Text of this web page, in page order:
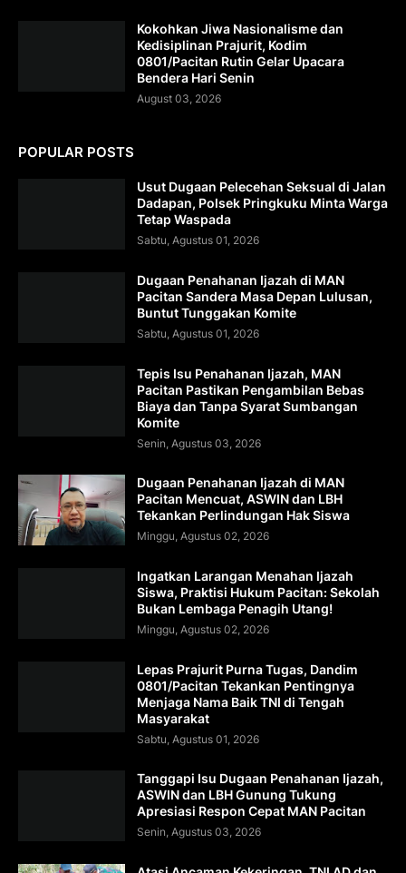
Kokohkan Jiwa Nasionalisme dan
Kedisiplinan Prajurit, Kodim
0801/Pacitan Rutin Gelar Upacara
Bendera Hari Senin
August 03, 2026
POPULAR POSTS
Usut Dugaan Pelecehan Seksual di Jalan
Dadapan, Polsek Pringkuku Minta Warga
Tetap Waspada
Sabtu, Agustus 01, 2026
Dugaan Penahanan Ijazah di MAN
Pacitan Sandera Masa Depan Lulusan,
Buntut Tunggakan Komite
Sabtu, Agustus 01, 2026
Tepis Isu Penahanan Ijazah, MAN
Pacitan Pastikan Pengambilan Bebas
Biaya dan Tanpa Syarat Sumbangan
Komite
Senin, Agustus 03, 2026
Dugaan Penahanan Ijazah di MAN
Pacitan Mencuat, ASWIN dan LBH
Tekankan Perlindungan Hak Siswa
Minggu, Agustus 02, 2026
Ingatkan Larangan Menahan Ijazah
Siswa, Praktisi Hukum Pacitan: Sekolah
Bukan Lembaga Penagih Utang!
Minggu, Agustus 02, 2026
Lepas Prajurit Purna Tugas, Dandim
0801/Pacitan Tekankan Pentingnya
Menjaga Nama Baik TNI di Tengah
Masyarakat
Sabtu, Agustus 01, 2026
Tanggapi Isu Dugaan Penahanan Ijazah,
ASWIN dan LBH Gunung Tukung
Apresiasi Respon Cepat MAN Pacitan
Senin, Agustus 03, 2026